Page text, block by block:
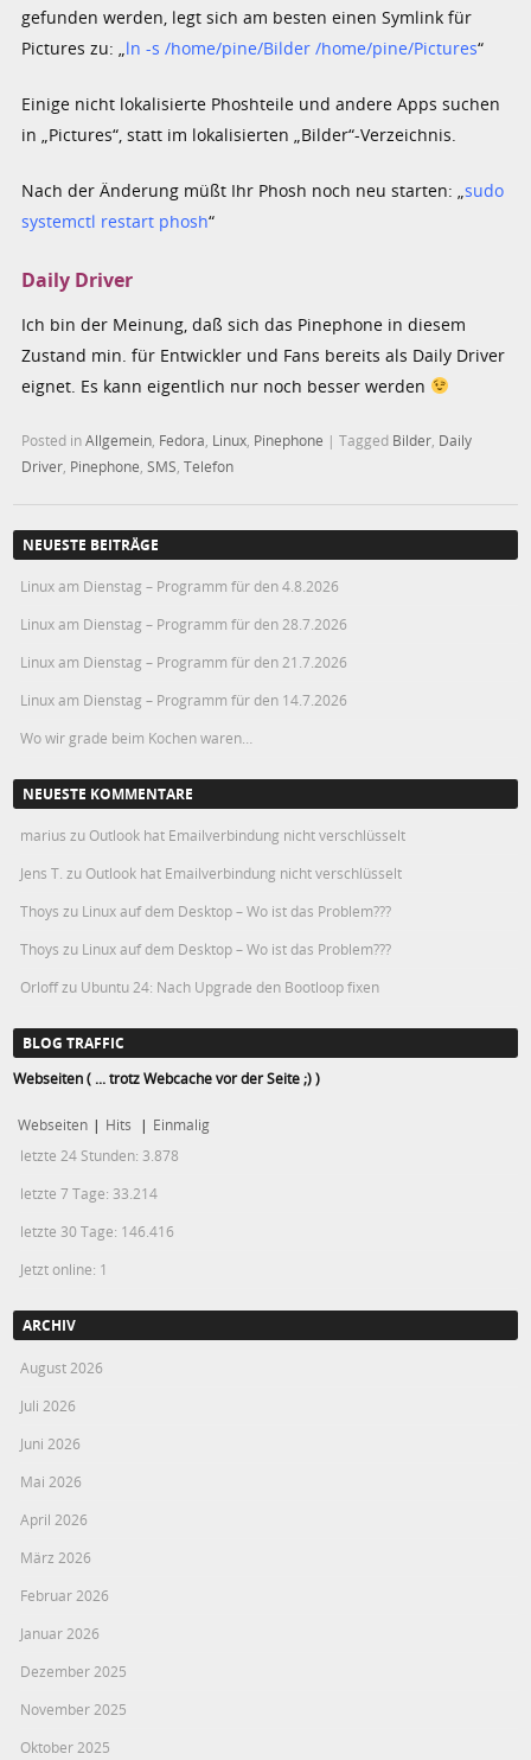
gefunden werden, legt sich am besten einen Symlink für
Pictures zu: „ln -s /home/pine/Bilder /home/pine/Pictures“
Einige nicht lokalisierte Phoshteile und andere Apps suchen
in „Pictures“, statt im lokalisierten „Bilder“-Verzeichnis.
Nach der Änderung müßt Ihr Phosh noch neu starten: „sudo
systemctl restart phosh“
Daily Driver
Ich bin der Meinung, daß sich das Pinephone in diesem
Zustand min. für Entwickler und Fans bereits als Daily Driver
eignet. Es kann eigentlich nur noch besser werden
Posted inAllgemein Fedora Linux Pinephone |Tagged Bilder Daily
Driver Pinephone ,SMS ,Telefon
NEUESTE BEITRÄGE
Linux am Dienstag – Programm für den 4.8.2026
Linux am Dienstag – Programm für den 28.7.2026
Linux am Dienstag – Programm für den 21.7.2026
Linux am Dienstag – Programm für den 14.7.2026
Wo wir grade beim Kochen waren…
NEUESTE KOMMENTARE
marius zu Outlook hat Emailverbindung nicht verschlüsselt
Jens T. zu Outlook hat Emailverbindung nicht verschlüsselt
Thoys zu Linux auf dem Desktop – Wo ist das Problem???
Thoys zu Linux auf dem Desktop – Wo ist das Problem???
Orloffzu Ubuntu 24: Nach Upgrade den Bootloop fixen
BLOG TRAFFIC
Webseiten ( ... trotz Webcache vor der Seite ;) )
Webseiten | Hits | Einmalig
letzte 24 Stunden: 3.878
letzte 7 Tage: 33.214
letzte 30 Tage: 146.416
Jetzt online: 1
ARCHIV
August 2026
Juli 2026
Juni 2026
Mai 2026
April 2026
März 2026
Februar 2026
Januar 2026
Dezember 2025
November 2025
Oktober 2025